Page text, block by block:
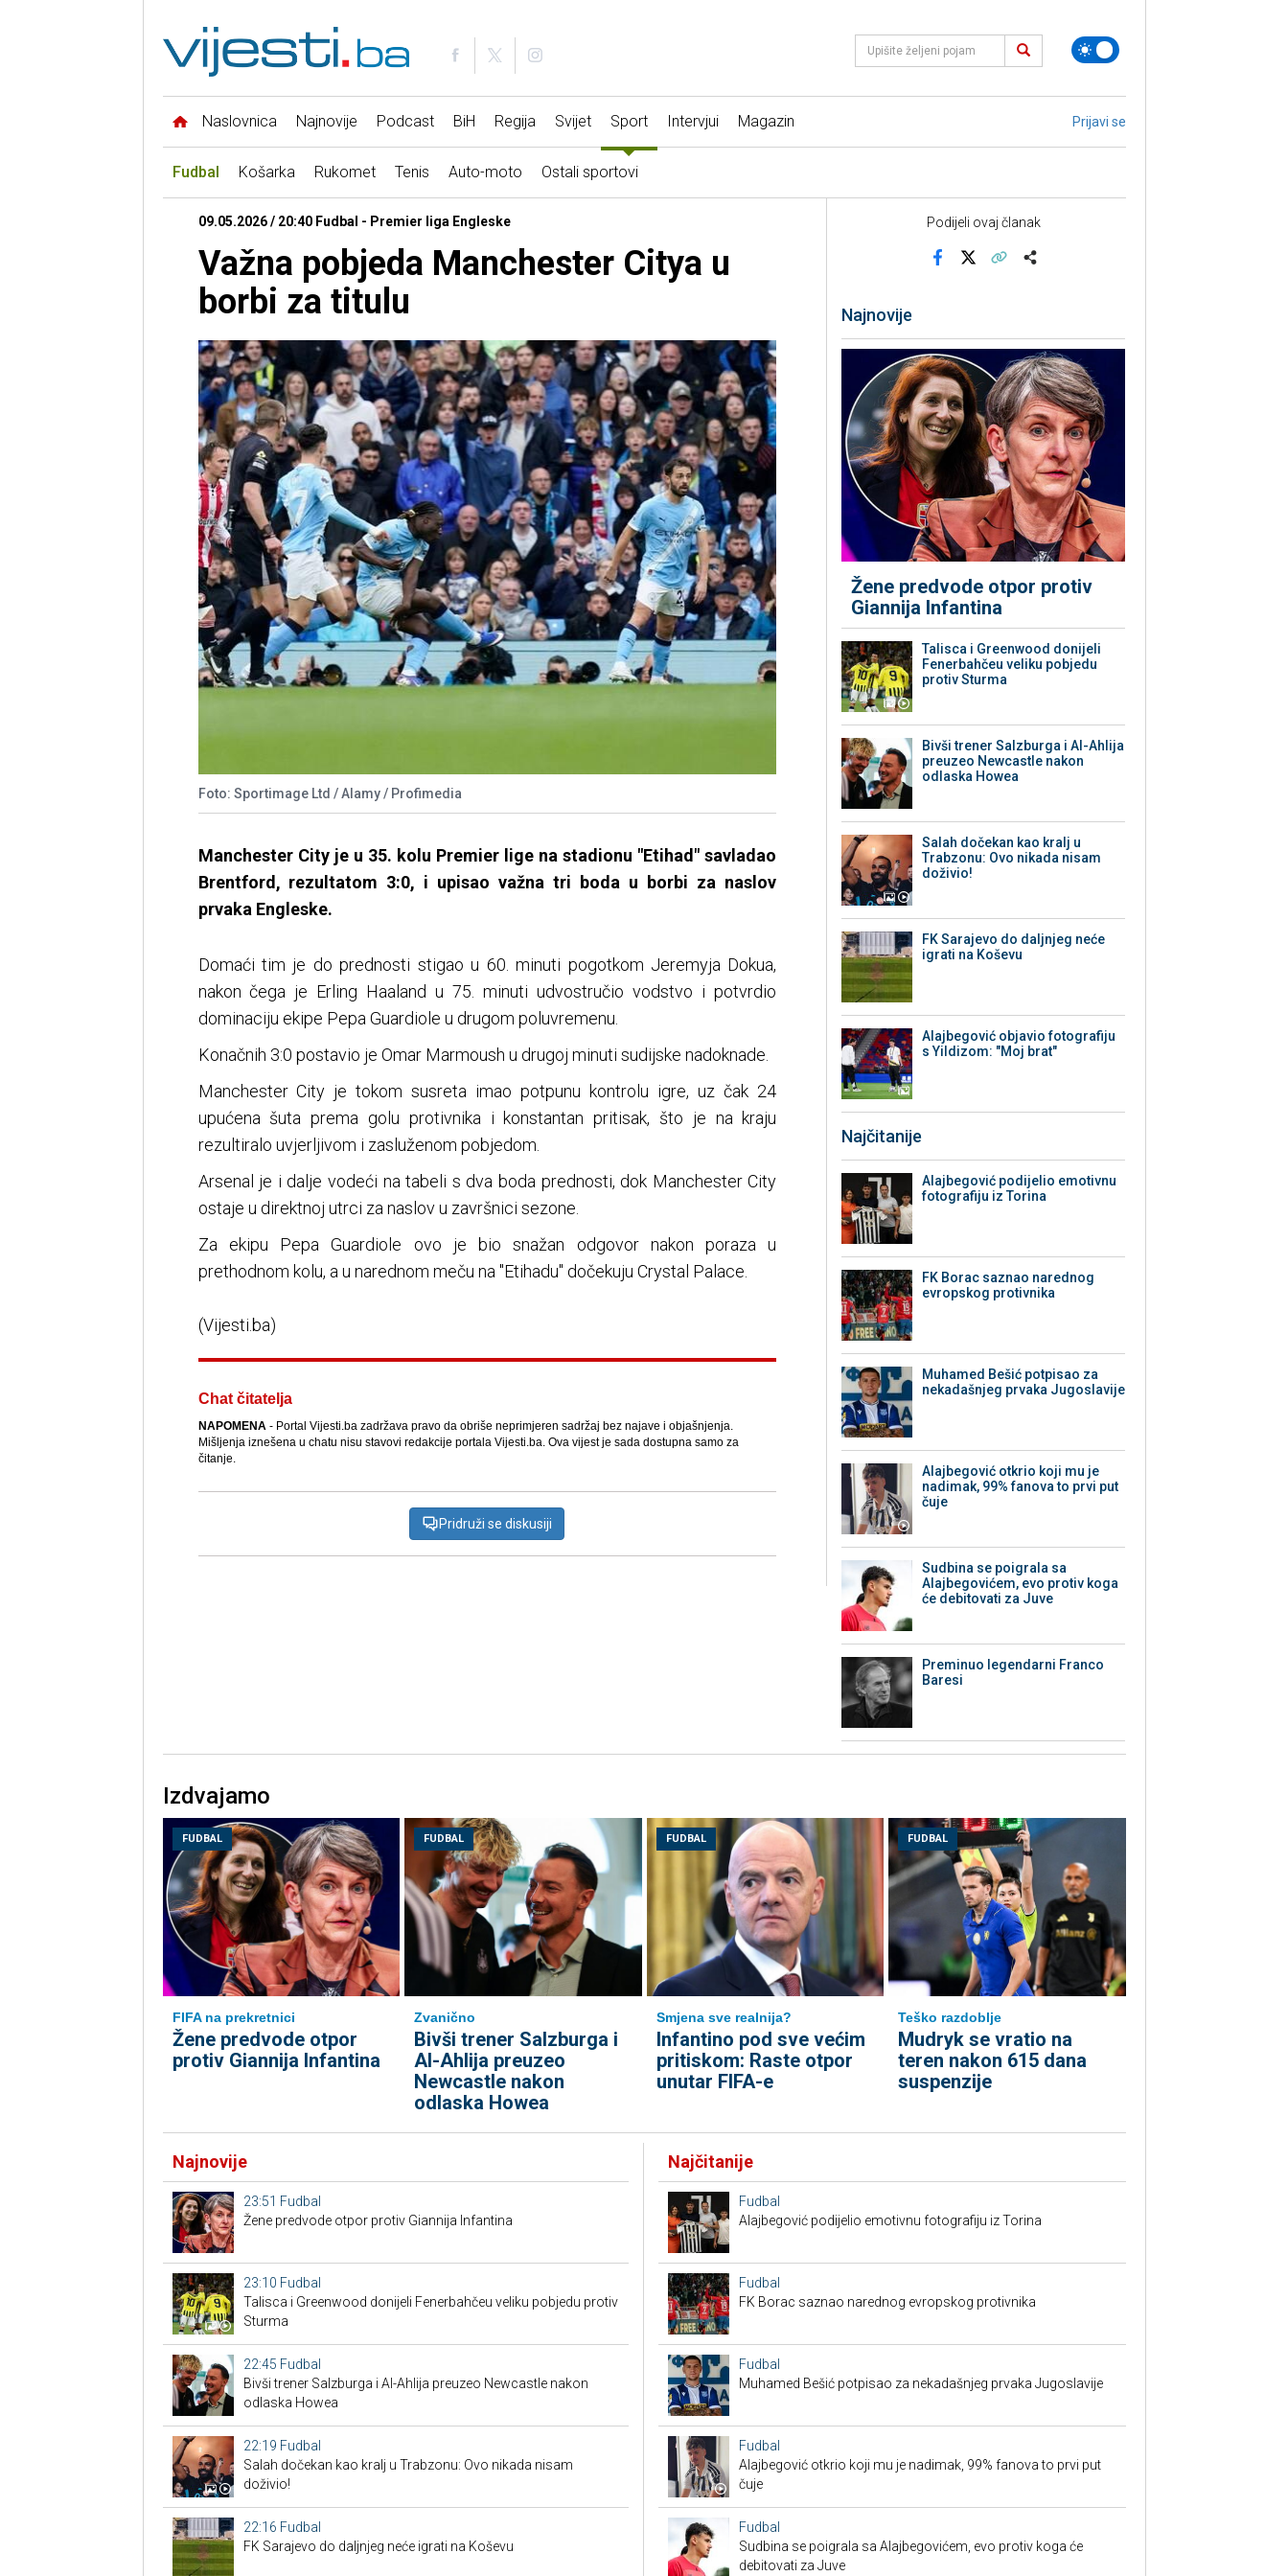
Naslovnica Najnovije Podcast BiH Regija Svijet Sport Intervjui Magazin Prijavi se
Fudbal Košarka Rukomet Tenis Auto-moto Ostali sportovi
09.05.2026 / 20:40 Fudbal - Premier liga Engleske
Važna pobjeda Manchester Citya u
borbi za titulu
Foto: Sportimage Ltd / Alamy / Profimedia
Manchester City je u 35. kolu Premier lige na stadionu "Etihad" savladao
Brentford, rezultatom 3:0, i upisao važna tri boda u borbi za naslov
prvaka Engleske.
Domaći tim je do prednosti stigao u 60. minuti pogotkom Jeremyja Dokua,
nakon čega je Erling Haaland u 75. minuti udvostručio vodstvo i potvrdio
dominaciju ekipe Pepa Guardiole u drugom poluvremenu.
Konačnih 3:0 postavio je Omar Marmoush u drugoj minuti sudijske nadoknade.
Manchester City je tokom susreta imao potpunu kontrolu igre, uz čak 24
upućena šuta prema golu protivnika i konstantan pritisak, što je na kraju
rezultiralo uvjerljivom i zasluženom pobjedom.
Arsenal je i dalje vodeći na tabeli s dva boda prednosti, dok Manchester City
ostaje u direktnoj utrci za naslov u završnici sezone.
Za ekipu Pepa Guardiole ovo je bio snažan odgovor nakon poraza u
prethodnom kolu, a u narednom meču na "Etihadu" dočekuju Crystal Palace.
(Vijesti.ba)
Chat čitatelja
NAPOMENA- Portal Vijesti.ba zadržava pravo da obriše neprimjeren sadržaj bez najave i objašnjenja.
Mišljenja iznešena u chatu nisu stavovi redakcije portala Vijesti.ba. Ova vijest je sada dostupna samo za
čitanje.
Pridruži se diskusiji
Podijeli ovaj članak
Najnovije
Žene predvode otpor protiv
Giannija Infantina
Talisca i Greenwood donijeli
Fenerbahčeu veliku pobjedu
protiv Sturma
Bivši trener Salzburga i Al-Ahlija
preuzeo Newcastle nakon
odlaska Howea
Salah dočekan kao kralj u
Trabzonu: Ovo nikada nisam
doživio!
FK Sarajevo do daljnjeg neće
igrati na Koševu
Alajbegović objavio fotografiju
s Yildizom: "Moj brat"
Najčitanije
Alajbegović podijelio emotivnu
fotografiju iz Torina
FK Borac saznao narednog
evropskog protivnika
Muhamed Bešić potpisao za
nekadašnjeg prvaka Jugoslavije
Alajbegović otkrio koji mu je
nadimak, 99% fanova to prvi put
čuje
Sudbina se poigrala sa
Alajbegovićem, evo protiv koga
će debitovati za Juve
Preminuo legendarni Franco
Baresi
Izdvajamo
FUDBAL
FIFA na prekretnici
Žene predvode otpor
protiv Giannija Infantina
FUDBAL
Zvanično
Bivši trener Salzburga i
Al-Ahlija preuzeo
Newcastle nakon
odlaska Howea
FUDBAL
Smjena sve realnija?
Infantino pod sve većim
pritiskom: Raste otpor
unutar FIFA-e
FUDBAL
Teško razdoblje
Mudryk se vratio na
teren nakon 615 dana
suspenzije
Najnovije
23:51 Fudbal
Žene predvode otpor protiv Giannija Infantina
23:10 Fudbal
Talisca i Greenwood donijeli Fenerbahčeu veliku pobjedu protiv
Sturma
22:45 Fudbal
Bivši trener Salzburga i Al-Ahlija preuzeo Newcastle nakon
odlaska Howea
22:19 Fudbal
Salah dočekan kao kralj u Trabzonu: Ovo nikada nisam
doživio!
22:16 Fudbal
FK Sarajevo do daljnjeg neće igrati na Koševu
Najčitanije
Fudbal
Alajbegović podijelio emotivnu fotografiju iz Torina
Fudbal
FK Borac saznao narednog evropskog protivnika
Fudbal
Muhamed Bešić potpisao za nekadašnjeg prvaka Jugoslavije
Fudbal
Alajbegović otkrio koji mu je nadimak, 99% fanova to prvi put
čuje
Fudbal
Sudbina se poigrala sa Alajbegovićem, evo protiv koga će
debitovati za Juve